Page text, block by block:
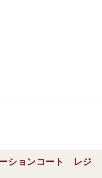
ションコート レジ